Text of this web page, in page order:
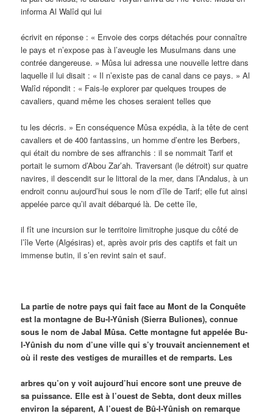
informa Al Walîd qui lui
écrivit en réponse : « Envoie des corps détachés pour connaître
le pays et n’expose pas à l’aveugle les Musulmans dans une
contrée dangereuse. » Mûsa lui adressa une nouvelle lettre dans
laquelle il lui disait : « Il n’existe pas de canal dans ce pays. » Al
Walîd répondit : « Fais-le explorer par quelques troupes de
cavaliers, quand même les choses seraient telles que
tu les décris. » En conséquence Mûsa expédia, à la tête de cent
cavaliers et de 400 fantassins, un homme d’entre les Berbers,
qui était du nombre de ses affranchis : il se nommait Tarif et
portait le surnom d’Abou Zar’ah. Traversant (le détroit) sur quatre
navires, il descendit sur le littoral de la mer, dans l’Andalus, à un
endroit connu aujourd’hui sous le nom d’île de Tarif; elle fut ainsi
appelée parce qu’il avait débarqué là. De cette île,
il fît une incursion sur le territoire limitrophe jusque du côté de
l’île Verte (Algésiras) et, après avoir pris des captifs et fait un
immense butin, il s’en revint sain et sauf.
La partie de notre pays qui fait face au Mont de la Conquête
est la montagne de Bu-l-Yûnish (Sierra Buliones), connue
sous le nom de Jabal Mûsa. Cette montagne fut appelée Bu-
l-Yûnish du nom d’une ville qui s’y trouvait anciennement et
où il reste des vestiges de murailles et de remparts. Les
arbres qu’on y voit aujourd’hui encore sont une preuve de
sa puissance. Elle est à l’ouest de Sebta, dont deux milles
environ la séparent, A l’ouest de Bû-l-Yûnish on remarque